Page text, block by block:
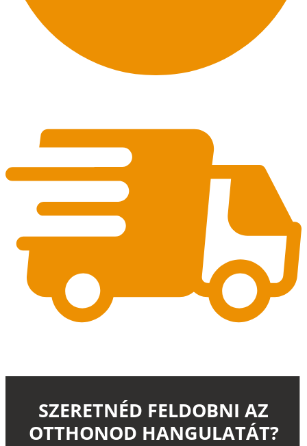
SZERETNÉD FELDOBNI AZ
OTTHONOD HANGULATÁT?